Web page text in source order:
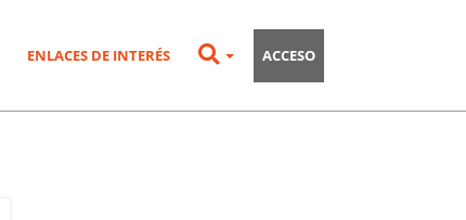
ENLACES DE INTERÉS ACCESO